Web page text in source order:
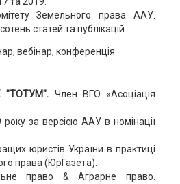
Земельного права ААУ.
статей та публікацій.
"ТОТУМ". Член ВГО «Асоціація
за версією ААУ в номінації
юристів України в практиці
права (ЮрГазета).
право & Аграрне право.